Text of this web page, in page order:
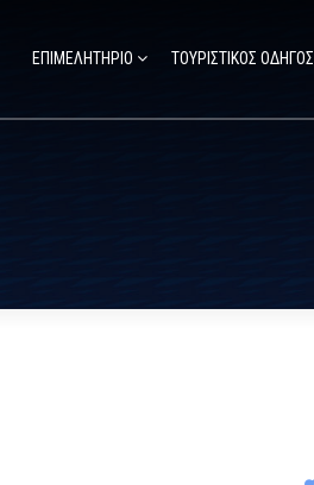
ΕΠΙΜΕΛΗΤΗΡΙΟ ΤΟΥΡΙΣΤΙΚΟΣ ΟΔΗΓΟΣ